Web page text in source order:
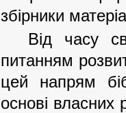
збірники
Від часу
питанням
цей напрям
основі власних